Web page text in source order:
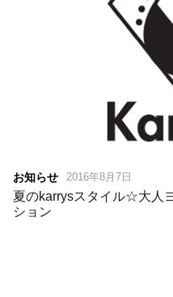
お知らせ 2016年8月7日
夏のkarrysスタイル☆大人
ション